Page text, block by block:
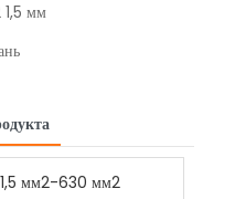
1,5 мм
1,5 мм2-630 мм2